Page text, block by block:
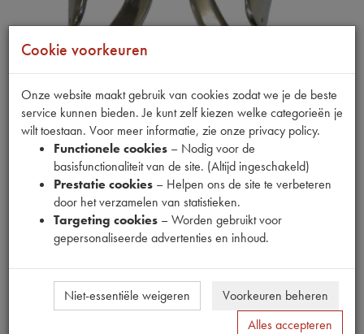
Productnummer
1900720
Prijs
205,70 (€170,00 excl. btw)
Bestel
Cookie voorkeuren
Onze website maakt gebruik van cookies zodat we je de beste
service kunnen bieden. Je kunt zelf kiezen welke categorieën je
wilt toestaan. Voor meer informatie, zie onze privacy policy.
Functionele cookies – Nodig voor de
basisfunctionaliteit van de site. (Altijd ingeschakeld)
Prestatie cookies – Helpen ons de site te verbeteren
door het verzamelen van statistieken.
Targeting cookies – Worden gebruikt voor
gepersonaliseerde advertenties en inhoud.
Niet-essentiële weigeren
Voorkeuren beheren
Alles accepteren